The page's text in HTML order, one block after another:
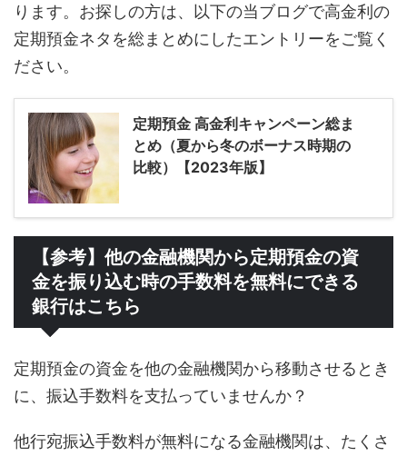
ります。お探しの方は、以下の当ブログで高金利の
定期預金ネタを総まとめにしたエントリーをご覧く
ださい。
定期預金 高金利キャンペーン総ま
とめ（夏から冬のボーナス時期の
比較）【2023年版】
【参考】他の金融機関から定期預金の資
金を振り込む時の手数料を無料にできる
銀行はこちら
定期預金の資金を他の金融機関から移動させるとき
に、振込手数料を支払っていませんか？
他行宛振込手数料が無料になる金融機関は、たくさ